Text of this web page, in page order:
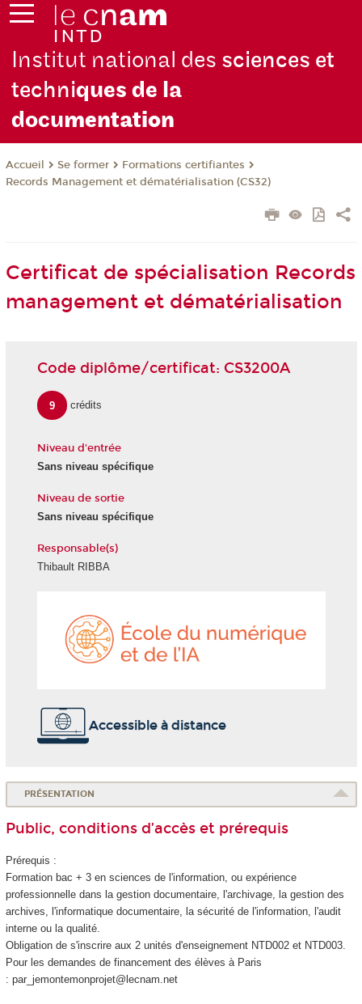
Institut national des sciences et
techniques de la
documentation
Accueil Se former
Formations certifiantes
Records Management et dématérialisation (CS32)
Certificat de spécialisation Records
management et dématérialisation
Code diplôme/certificat: CS3200A
9 crédits
Niveau d'entrée
Sans niveau spécifique
Niveau de sortie
Sans niveau spécifique
Responsable(s)
Thibault RIBBA
Accessible à distance
PRÉSENTATION
Public, conditions d’accès et prérequis
Prérequis :
Formation bac + 3 en sciences de l'information, ou expérience
professionnelle dans la gestion documentaire, l'archivage, la gestion des
archives, l'informatique documentaire, la sécurité de l'information, l'audit
interne ou la qualité.
Obligation de s'inscrire aux 2 unités d'enseignementNTD002 et NTD003.
Pour les demandes de financement des élèves à Paris
: par_jemontemonprojet@lecnam.net